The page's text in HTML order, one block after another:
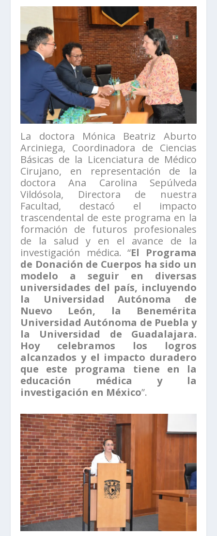
La doctora Mónica Beatriz Aburto
Arciniega, Coordinadora de Ciencias
Básicas de la Licenciatura de Médico
Cirujano, en representación de la
doctora Ana Carolina Sepúlveda
Vildósola, Directora de nuestra
Facultad, destacó el impacto
trascendental de este programa en la
formación de futuros profesionales
de la salud y en el avance de la
investigación médica. “El Programa
de Donación de Cuerpos ha sido un
modelo a seguir en diversas
universidades del país, incluyendo
la Universidad Autónoma de
Nuevo León, la Benemérita
Universidad Autónoma de Puebla y
la Universidad de Guadalajara.
Hoy celebramos los logros
alcanzados y el impacto duradero
que este programa tiene en la
educación médica y la
investigación en México”.